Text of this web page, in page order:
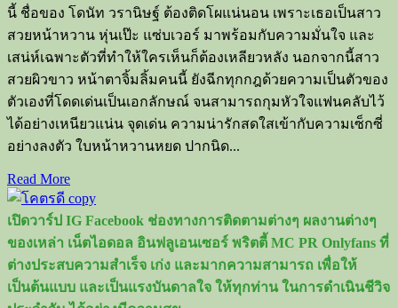
นี้ ชื่อของ โดนัท วรานิษฐ์ ต้องติดโผแน่นอน เพราะเธอเป็นสาว
สวยหน้าหวาน หุ่นเป๊ะ แซ่บเวอร์ มาพร้อมกับความมั่นใจ และ
เสน่ห์เฉพาะตัวที่ทำให้ใครเห็นก็ต้องเหลียวหลัง นอกจากนี้สาว
สวยผิวขาว หน้าตาจิ้มลิ้มคนนี้ ยังฉีกทุกกฎด้วยความเป็นตัวของ
ตัวเองที่โดดเด่นเป็นเอกลักษณ์ จนสามารถกุมหัวใจแฟนคลับไว้
ได้อย่างเหนียวแน่น จุดเด่น ความน่ารักสดใสเข้ากับความเซ็กซี่
อย่างลงตัว ใบหน้าหวานหยด ปากนิด...
Read MoreRead
more
about
ส่อง
ประวัติ
โดนัท
ว
เปิดวาร์ป IG Facebook ช่องทางการติดตามต่างๆ ผลงานต่างๆ
ของเหล่า เน็ตไอดอล อินฟลูเอนเซอร์ พริตตี้ MC PR Onlyfans ที่
ต่างประสบความสำเร็จ เก่ง และมากความสามารถ เพื่อให้
เป็นต้นแบบ และเป็นแรงบันดาลใจ ให้ทุกท่าน ในการดำเนินชีวิจ